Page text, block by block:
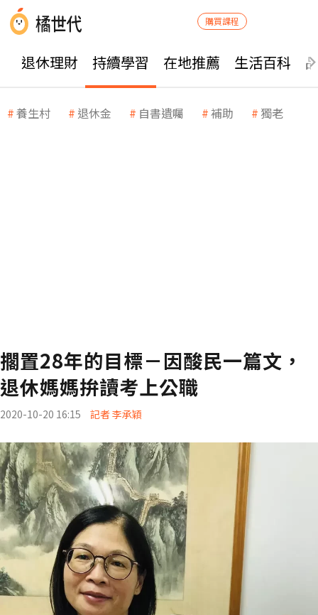
購買課程
退休理財 持續學習 在地推薦 生活百科
養生村 退休金 自書遺囑 補助 獨老
擱置28年的目標－因酸民一篇文，
退休媽媽拚讀考上公職
2020-10-20 16:15 記者 李承穎